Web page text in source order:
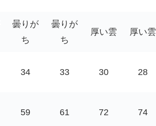
曇りが
ち
曇りが
ち
厚い雲 厚い雲
34 33 30 28
59 61 72 74